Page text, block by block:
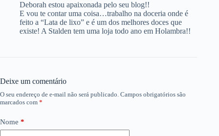
Deborah estou apaixonada pelo seu blog!!
E vou te contar uma coisa…trabalho na doceria onde é
feito a “Lata de lixo” e é um dos melhores doces que
existe! A Stalden tem uma loja todo ano em Holambra!!
Deixe um comentário
O seu endereço de e-mail não será publicado. Campos obrigatórios são
marcados com *
Nome *